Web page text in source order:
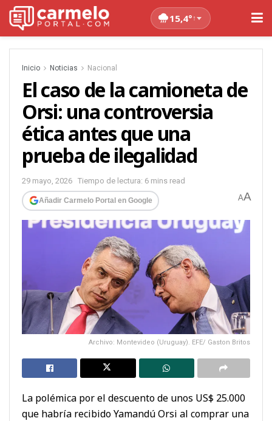
15,4°↑
Inicio Noticias Nacional
El caso de la camioneta de
Orsi: una controversia
ética antes que una
prueba de ilegalidad
29 mayo, 2026 Tiempo de lectura: 6 mins read
Añadir Carmelo Portal en Google AA
Archivo: Montevideo (Uruguay). EFE/ Gaston Britos
La polémica por el descuento de unos US$ 25.000
que habría recibido Yamandú Orsi al comprar una